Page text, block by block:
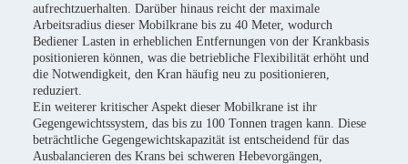
aufrechtzuerhalten. Darüber hinaus reicht der maximale
Arbeitsradius dieser Mobilkrane bis zu 40 Meter, wodurch
Bediener Lasten in erheblichen Entfernungen von der Krankbasis
positionieren können, was die betriebliche Flexibilität erhöht und
die Notwendigkeit, den Kran häufig neu zu positionieren,
reduziert.
Ein weiterer kritischer Aspekt dieser Mobilkrane ist ihr
Gegengewichtssystem, das bis zu 100 Tonnen tragen kann. Diese
beträchtliche Gegengewichtskapazität ist entscheidend für das
Ausbalancieren des Krans bei schweren Hebevorgängen,